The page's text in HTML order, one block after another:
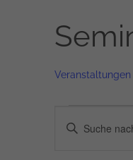
Veranstaltungen
Bitte